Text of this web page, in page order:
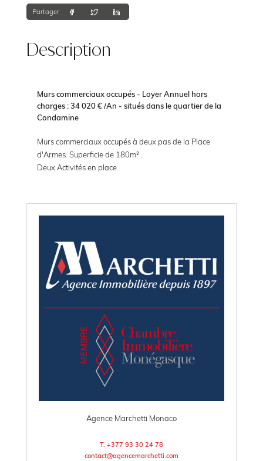
Partager
Description
Murs commerciaux occupés - Loyer Annuel hors
charges : 34 020 € /An - situés dans le quartier de la
Condamine
Murs commerciaux occupés à deux pas de la Place
d'Armes. Superficie de 180m² .
Deux Activités en place
Agence Marchetti Monaco
T. +377 93 30 24 78
contact@agencemarchetti.com